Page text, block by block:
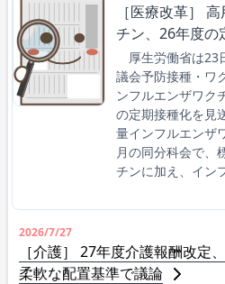
［医療改革］
チン、26年度の
厚生労働省は23
議会予防接種・ワ
ンフルエンザワク
の定期接種化を
量インフルエンザ
月の同分科会で、
チンに加え、イン
2026/7/27
［介護］ 27年度介護報酬改定
柔軟な配置基準で議論